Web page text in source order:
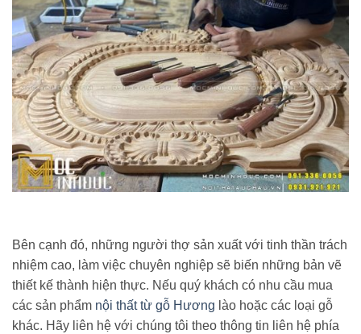
Bên cạnh đó, những người thợ sản xuất với tinh thần trách
nhiệm cao, làm việc chuyên nghiệp sẽ biến những bản vẽ
thiết kế thành hiện thực. Nếu quý khách có nhu cầu mua
các sản phẩm nội thất từ gỗ Hương lào hoặc các loại gỗ
khác. Hãy liên hệ với chúng tôi theo thông tin liên hệ phía